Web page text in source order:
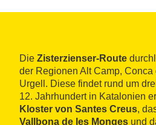
Die Zisterzienser-Route
der Regionen Alt Camp, Conca
Urgell. Diese findet rund um
12. Jahrhundert in Katalonien
Kloster von Santes Creus,
Vallbona de les Monges und